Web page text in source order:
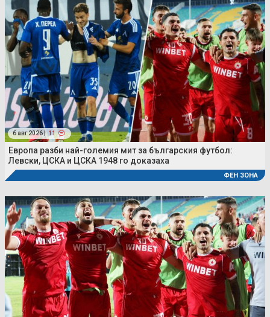
6 авг 2026 | 11
Европа разби най-големия мит за българския футбол:
Левски, ЦСКА и ЦСКА 1948 го доказаха
ФЕН ЗОНА